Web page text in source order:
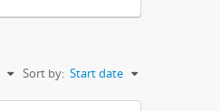
Sort by: Start date